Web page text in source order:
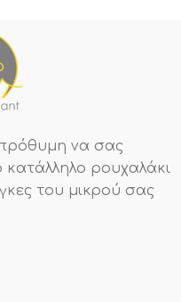
να σας
κατάλληλο ρουχαλάκι
του μικρού σας